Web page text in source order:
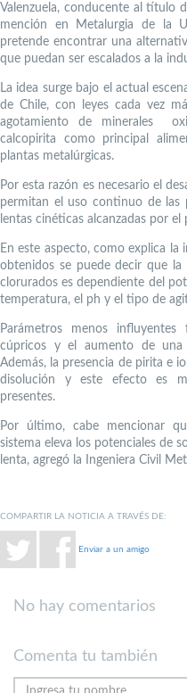
Valenzuela, conducente al título
mención en Metalurgia de la
pretende encontrar una
que puedan ser escalados a la
La idea surge bajo el actual
de Chile, con leyes cada vez
agotamiento de minerales
calcopirita como principal
plantas metalúrgicas.
Por esta razón es necesario el
permitan el uso continuo de las
lentas cinéticas alcanzadas por
En este aspecto, como explica
obtenidos se puede decir que
clorurados es dependiente del
temperatura, el ph y el tipo de
Parámetros menos
cúpricos y el aumento de
Además, la presencia de pirita e
disolución y este efecto es
presentes.
Por último, cabe mencionar
sistema eleva los potenciales de
lenta, agregó la Ingeniera Civil
COMPARTIR LA NOTICIA A TRAVÉS DE:
Enviar a un amigo
No hay comentarios
Comenta tu también